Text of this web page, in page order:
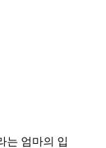
는 엄마의 입